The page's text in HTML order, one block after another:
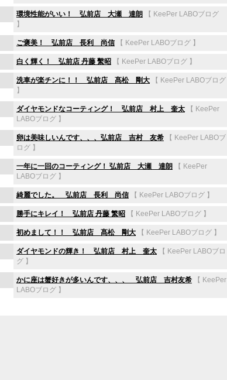
環境性能がいい！ 弘前店 大瀬 達朗 【 KeePer LABOブログ
】
ご褒美！ 弘前店 長利 尚信 【 KeePer LABOブログ 】
白く輝く！ 弘前店 丹藤 繫昭 【 KeePer LABOブログ 】
洗車が楽チンに！！ 弘前店 髙松 剛大 【 KeePer LABOブログ
】
ダイヤモンドなコーティング！ 弘前店 村上 奎太 【 KeePer
LABOブログ 】
卵は美味しいんです、、、弘前店 吉村 友希 【 KeePer LABOブ
ログ 】
一年に一回のコーティング！ 弘前店 大瀬 達朗 【 KeePer
LABOブログ 】
綺麗でした。 弘前店 長利 尚信 【 KeePer LABOブログ 】
勝手にキレイ！ 弘前店 丹藤 繁昭 【 KeePer LABOブログ 】
初めまして！！ 弘前店 髙松 剛大 【 KeePer LABOブログ 】
ダイヤモンドの輝き！ 弘前店 村上 奎太 【 KeePer LABOブロ
グ 】
かに座は蟹好きが多いんです、、、 弘前店 吉村友希 【 KeePer
LABOブログ 】